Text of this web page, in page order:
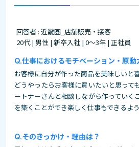
回答者 : 近畿圏_店舗販売・接客
20代 | 男性 | 新卒入社 | 0～3年 | 正社員
仕事におけるモチベーション・原動
お客様に自分が作った商品を美味しいと
どうやったらお客様に買いたいと思って
ートナーさんと相談しながら作っていく
を築くことができ楽しく仕事もできるよ
そのきっかけ・理由は？